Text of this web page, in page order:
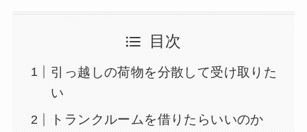
目次
引っ越しの荷物を分散して受け取りた
い
トランクルームを借りたらいいのか